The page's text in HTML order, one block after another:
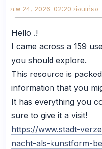
ก.พ 24, 2026, 02:20 ก่อนเที่ยง
Hello .!
I came across a 159
you should explore.
This resource is
information that you
It has everything you
sure to give it a visit!
https://www.stadt-
nacht-als-kunstform-